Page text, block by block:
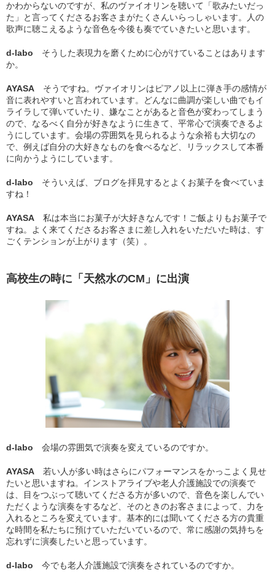
かわからないのですが、私のヴァイオリンを聴いて「歌みたいだっ
た」と言ってくださるお客さまがたくさんいらっしゃいます。人の
歌声に聴こえるような音色を今後も奏でていきたいと思います。
d-labo
そうした表現力を磨くために心がけていることはあります
か。
AYASA
そうですね。ヴァイオリンはピアノ以上に弾き手の感情が
音に表れやすいと言われています。どんなに曲調が楽しい曲でもイ
ライラして弾いていたり、嫌なことがあると音色が変わってしまう
ので、なるべく自分が好きなように生きて、平常心で演奏できるよ
うにしています。会場の雰囲気を見られるような余裕も大切なの
で、例えば自分の大好きなものを食べるなど、リラックスして本番
に向かうようにしています。
d-labo
そういえば、ブログを拝見するとよくお菓子を食べていま
すね！
AYASA
私は本当にお菓子が大好きなんです！ご飯よりもお菓子で
すね。よく来てくださるお客さまに差し入れをいただいた時は、す
ごくテンションが上がります（笑）。
高校生の時に「天然水のCM」に出演
d-labo 会場の雰囲気で演奏を変えているのですか。
AYASA
若い人が多い時はさらにパフォーマンスをかっこよく見せ
たいと思いますね。インストアライブや老人介護施設での演奏で
は、目をつぶって聴いてくださる方が多いので、音色を楽しんでい
ただくような演奏をするなど、そのときのお客さまによって、力を
入れるところを変えています。基本的には聞いてくださる方の貴重
な時間を私たちに預けていただいているので、常に感謝の気持ちを
忘れずに演奏したいと思っています。
d-labo 今でも老人介護施設で演奏をされているのですか。